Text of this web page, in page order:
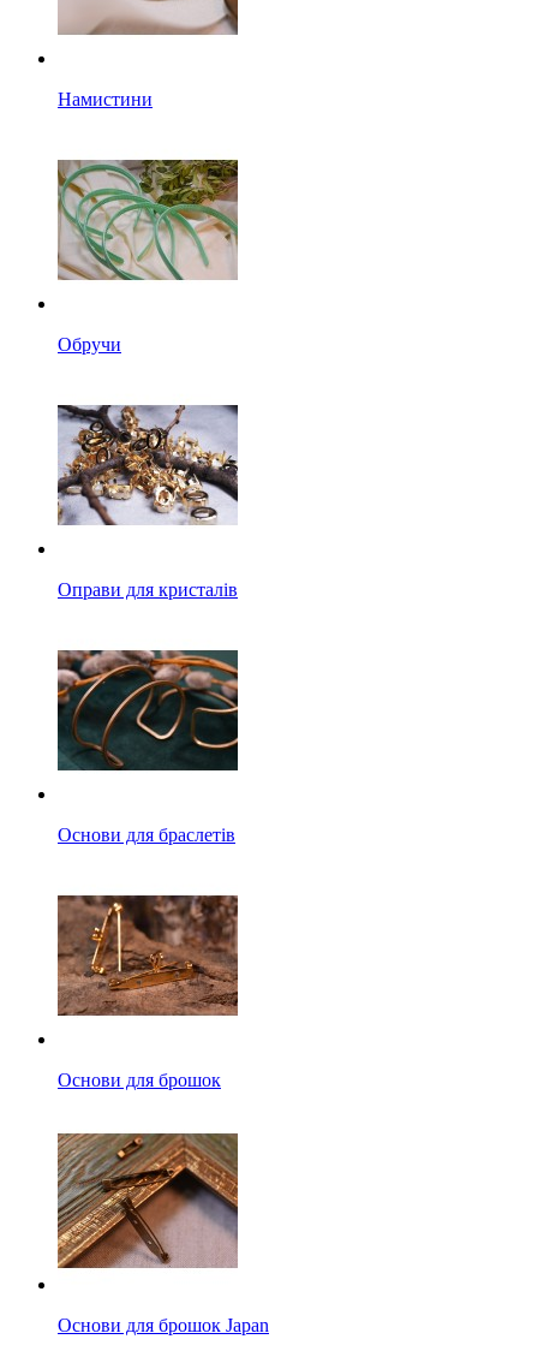
Намистини
Обручи
Оправи для кристалів
Основи для браслетів
Основи для брошок
Основи для брошок Japan